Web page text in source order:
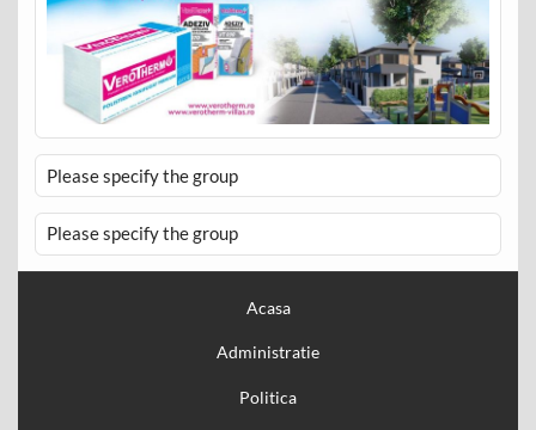
Please specify the group
Please specify the group
Acasa
Administratie
Politica